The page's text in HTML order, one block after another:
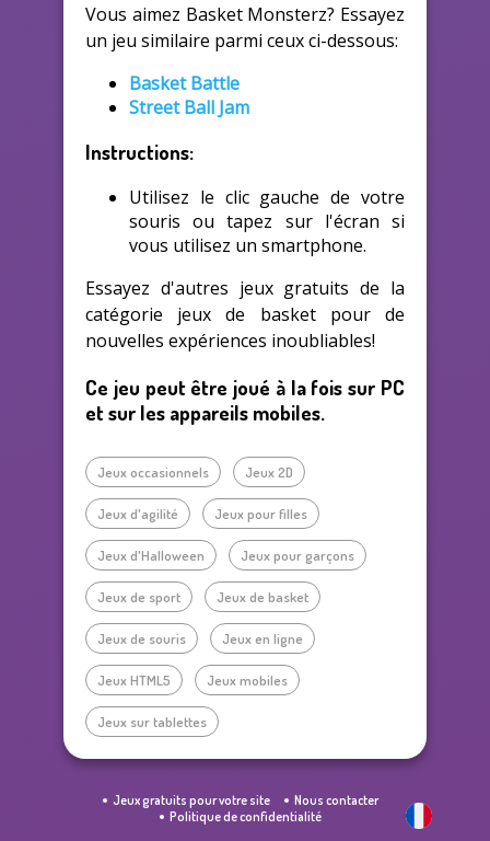
Vous aimez Basket Monsterz? Essayez
un jeu similaire parmi ceux ci-dessous:
Basket Battle
Street Ball Jam
Instructions:
Utilisez le clic gauche de votre
souris ou tapez sur l'écran si
vous utilisez un smartphone.
Essayez d'autres jeux gratuits de la
catégorie jeux de basket pour de
nouvelles expériences inoubliables!
Ce jeu peut être joué à la fois sur PC
et sur les appareils mobiles.
Jeux occasionnels Jeux 2D
Jeux d'agilité Jeux pour filles
Jeux d'Halloween Jeux pour garçons
Jeux de sport Jeux de basket
Jeux de souris Jeux en ligne
Jeux HTML5 Jeux mobiles
Jeux sur tablettes
Jeux gratuits pour votre site
Nous contacter
Politique de confidentialité